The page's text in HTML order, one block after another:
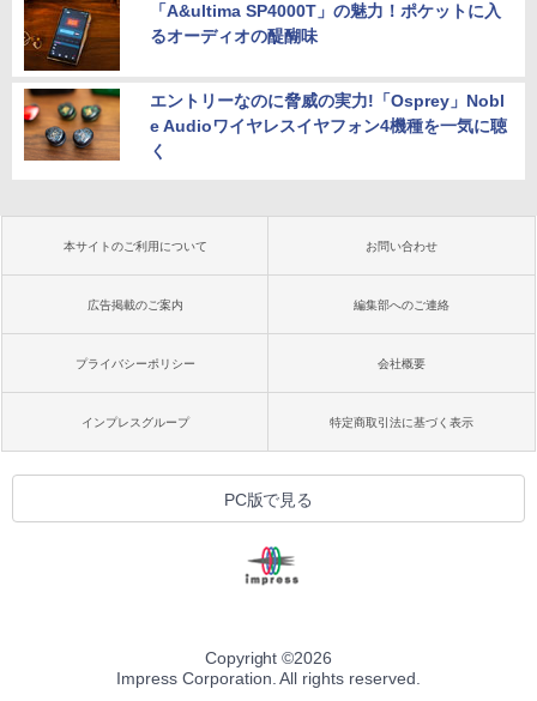
「A&ultima SP4000T」の魅力！ポケットに入
るオーディオの醍醐味
エントリーなのに脅威の実力!「Osprey」Nobl
e Audioワイヤレスイヤフォン4機種を一気に聴
く
本サイトのご利用について お問い合わせ
広告掲載のご案内 編集部へのご連絡
プライバシーポリシー 会社概要
インプレスグループ 特定商取引法に基づく表示
PC版で見る
Copyright ©2026
Impress Corporation. All rights reserved.